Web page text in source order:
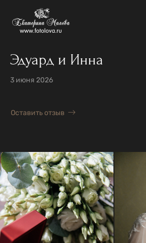
Эдуард и Инна
3 июня 2026
Оставить отзыв